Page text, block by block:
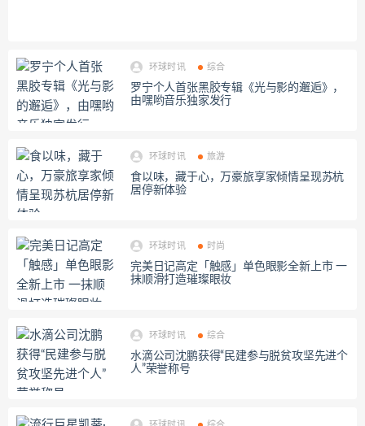
环球时讯 综合
罗宁个人首张黑胶专辑《光与影的邂逅》，
由嘿哟音乐独家发行
环球时讯 旅游
食以味，藏于心，万豪旅享家倾情呈现苏杭
居停新体验
环球时讯 时尚
完美日记高定「触感」单色眼影全新上市 一
抹顺滑打造璀璨眼妆
环球时讯 综合
水滴公司沈鹏获得“民建参与脱贫攻坚先进个
人”荣誉称号